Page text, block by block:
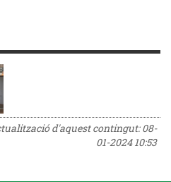
d'aquest contingut:08-
01-2024 10:53